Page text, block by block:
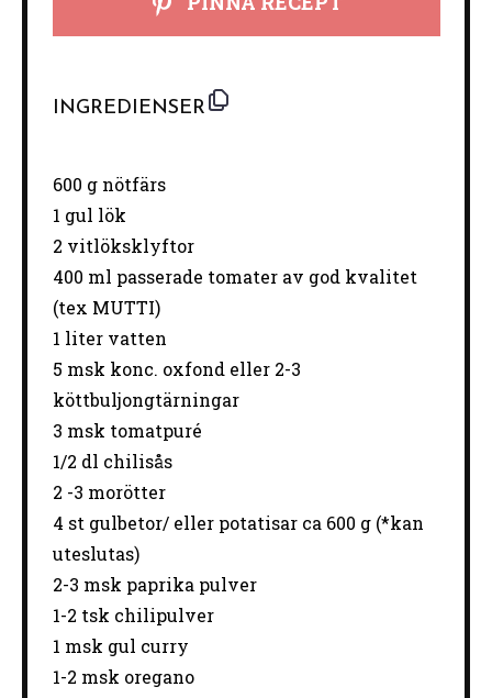
INGREDIENSER
600 gnötfärs
1 gul lök
2 vitlöksklyftor
400 ml passerade tomater av god kvalitet
(tex MUTTI)
1 liter vatten
5 msk konc. oxfond eller 2-3
köttbuljongtärningar
3 msk tomatpuré
1/2 dl chilisås
2 -3 morötter
4 st gulbetor/ eller potatisar ca 600 g (*kan
uteslutas)
2-3 msk paprika pulver
1-2 tsk chilipulver
1 msk gul curry
1-2 msk oregano